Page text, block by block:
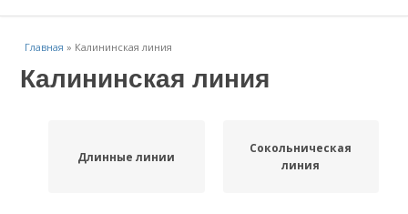
Главная » Калининская линия
Калининская линия
Длинные линии
Сокольническая
линия